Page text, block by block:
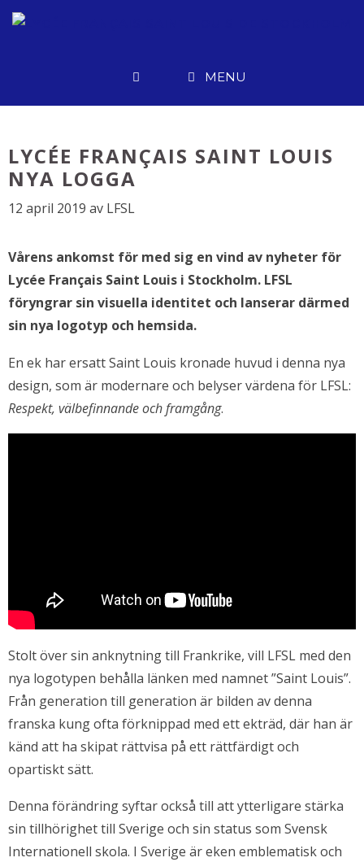
Hoppa
MENU
LYCÉE FRANÇAIS SAINT LOUIS
NYA LOGGA
12 april 2019 av LFSL
Vårens ankomst för med sig en vind av nyheter för
Lycée Français Saint Louis i Stockholm. LFSL
föryngrar sin visuella identitet och lanserar därmed
sin nya logotyp och hemsida.
En ek har ersatt Saint Louis kronade huvud i denna nya
design, som är modernare och belyser värdena för LFSL:
Respekt, välbefinnande och framgång.
Stolt över sin anknytning till Frankrike, vill LFSL med den
nya logotypen behålla länken med namnet ”Saint Louis”.
Från generation till generation är bilden av denna
franska kung ofta förknippad med ett ekträd, där han är
känd att ha skipat rättvisa på ett rättfärdigt och
opartiskt sätt.
Denna förändring syftar också till att ytterligare stärka
sin tillhörighet till Sverige och sin status som Svensk
Internationell skola. I Sverige är eken emblematisk och